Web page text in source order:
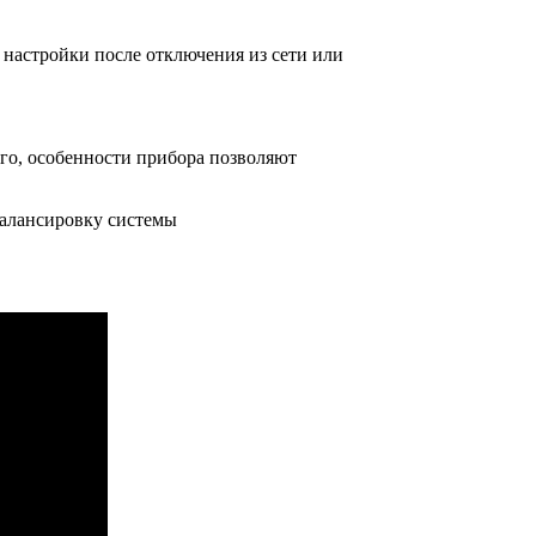
после отключения из сети или
особенности прибора позволяют
системы